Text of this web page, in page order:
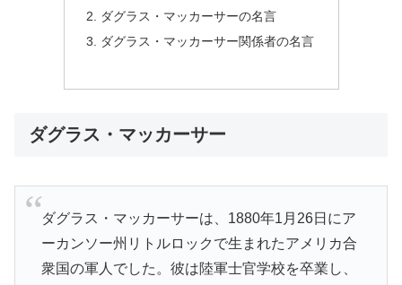
ダグラス・マッカーサーの名言
ダグラス・マッカーサー関係者の名言
ダグラス・マッカーサー
ダグラス・マッカーサーは、1880年1月26日にア
ーカンソー州リトルロックで生まれたアメリカ合
衆国の軍人でした。彼は陸軍士官学校を卒業し、